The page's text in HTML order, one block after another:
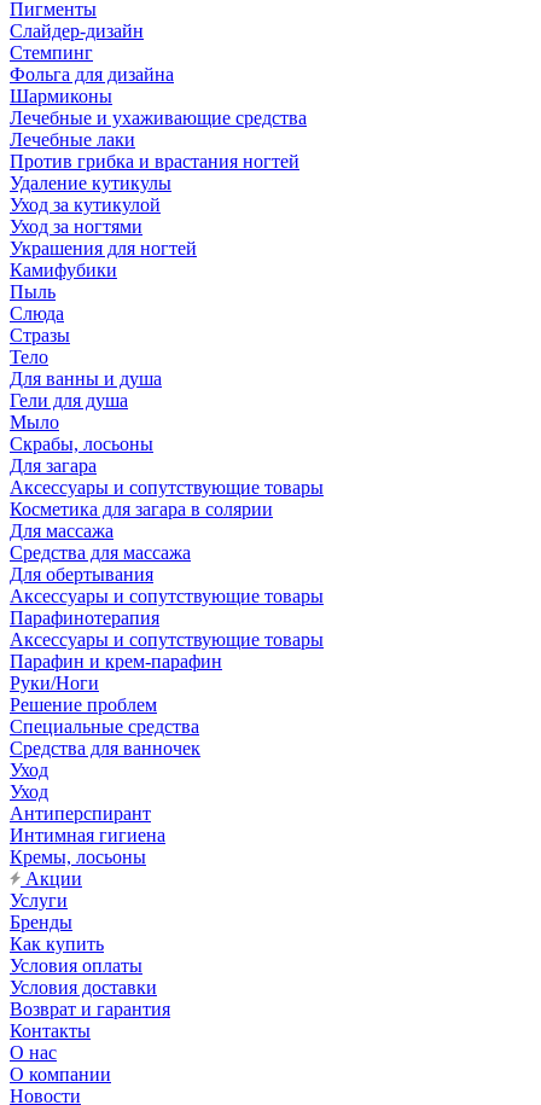
Пигменты
Слайдер-дизайн
Стемпинг
Фольга для дизайна
Шармиконы
Лечебные и ухаживающие средства
Лечебные лаки
Против грибка и врастания ногтей
Удаление кутикулы
Уход за кутикулой
Уход за ногтями
Украшения для ногтей
Камифубики
Пыль
Слюда
Стразы
Тело
Для ванны и душа
Гели для душа
Мыло
Скрабы, лосьоны
Для загара
Аксессуары и сопутствующие товары
Косметика для загара в солярии
Для массажа
Средства для массажа
Для обертывания
Аксессуары и сопутствующие товары
Парафинотерапия
Аксессуары и сопутствующие товары
Парафин и крем-парафин
Руки/Ноги
Решение проблем
Специальные средства
Средства для ванночек
Уход
Уход
Антиперспирант
Интимная гигиена
Кремы, лосьоны
Акции
Услуги
Бренды
Как купить
Условия оплаты
Условия доставки
Возврат и гарантия
Контакты
О нас
О компании
Новости